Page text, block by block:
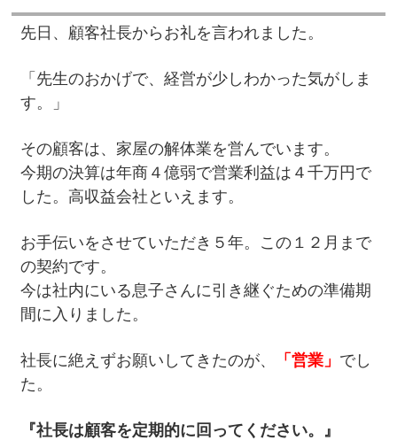
先日、顧客社長からお礼を言われました。
「先生のおかげで、経営が少しわかった気がしま
す。」
その顧客は、家屋の解体業を営んでいます。
今期の決算は年商４億弱で営業利益は４千万円で
した。高収益会社といえます。
お手伝いをさせていただき５年。この１２月まで
の契約です。
今は社内にいる息子さんに引き継ぐための準備期
間に入りました。
社長に絶えずお願いしてきたのが、 「営業」 でし
た。
『社長は顧客を定期的に回ってください。』